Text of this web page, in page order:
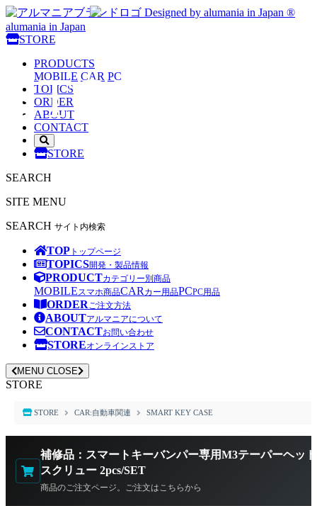
alumania
STORE
Designed by alumania in Japan ®
alumania in Japan
STORE
PRODUCTS
MOBILE CAR PC
TOPICS
ORDER
ABOUT
CONTACT
サ
イ
内
索
開
STORE
SEARCH
SITE MENU
SEARCH サイト内検索
TOP トップページ
TOPICS開発・製品情報
PRODUCTカテゴリー別商品
MOBILEスマホ商品CAR カー用品PCPC用品
ORDERご注文方法
ABOUTアルマニアについて
CONTACTお問い合わせ
STOREオンラインストア
MENU CLOSE
STORE
STORE CAR:自動車関連 SMART KEY CASE
補修品：スマートキーバンパー専用M3テーパーヘッド
スクリュー 2pcs/SET
商品のご注文ページ。ご注文はこちらから